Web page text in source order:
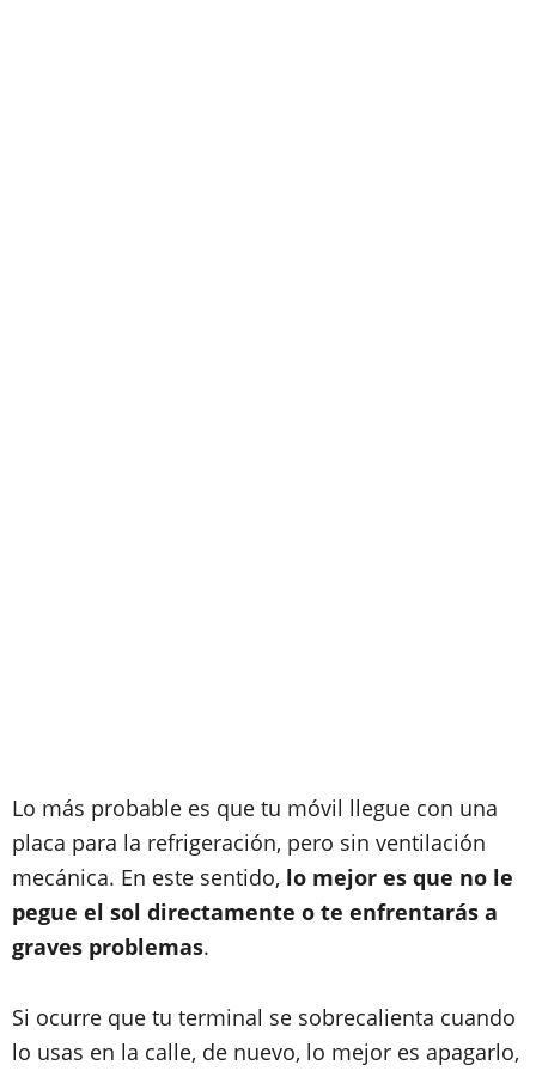
Lo más probable es que tu móvil llegue con una
placa para la refrigeración, pero sin ventilación
mecánica. En este sentido, lo mejor es que no le
pegue el sol directamente o te enfrentarás a
graves problemas.
Si ocurre que tu terminal se sobrecalienta cuando
lo usas en la calle, de nuevo, lo mejor es apagarlo,